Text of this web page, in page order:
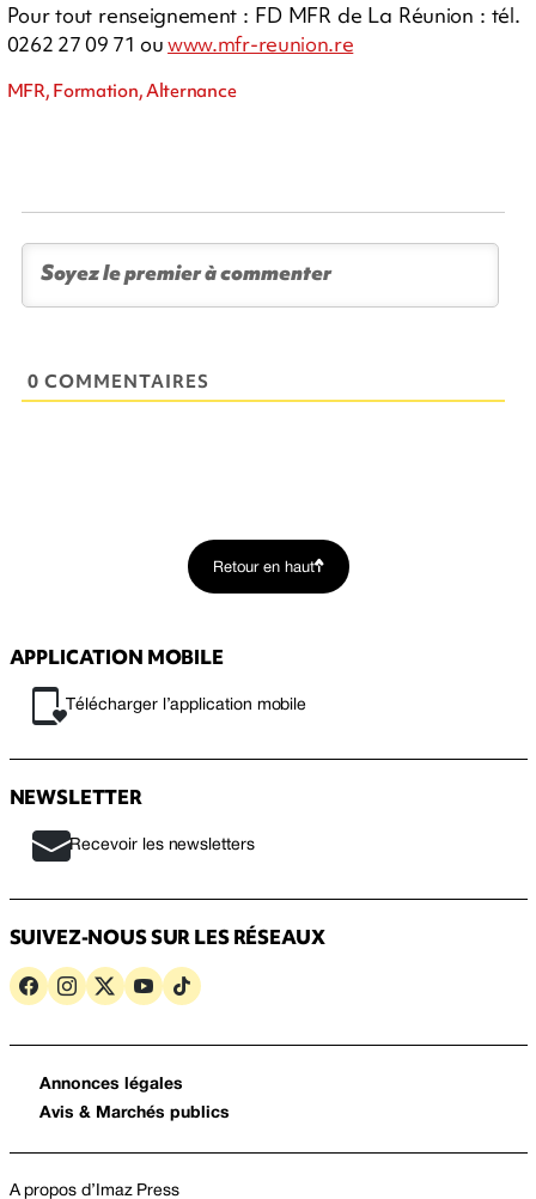
Pour tout renseignement : FD MFR de La Réunion : tél.
0262 27 09 71 ouwww.mfr-reunion.re
MFR, Formation, Alternance
0 COMMENTAIRES
Retour en haut
APPLICATION MOBILE
Télécharger l’application mobile
NEWSLETTER
Recevoir les newsletters
SUIVEZ-NOUS SUR LES RÉSEAUX
Annonces légales
Avis & Marchés publics
A propos d’Imaz Press